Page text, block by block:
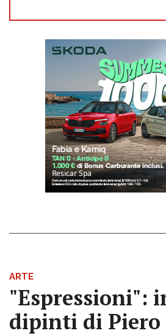
ARTE
"Espressioni":
dipinti di Piero